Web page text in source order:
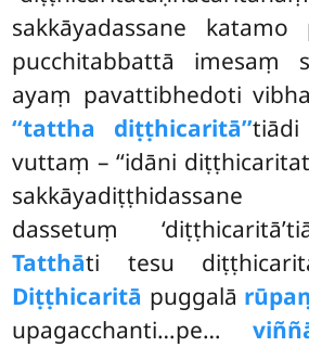
sakkāyadassane katamo
pucchitabbattā imesaṃ
ayaṃ pavattibhedoti
‘‘tattha diṭṭhicaritā’’
vuttaṃ – ‘‘idāni
sakkāyadiṭṭhidassane
dassetuṃ
Tatthāti tesu
Diṭṭhicaritā puggalā
upagacchanti…pe…